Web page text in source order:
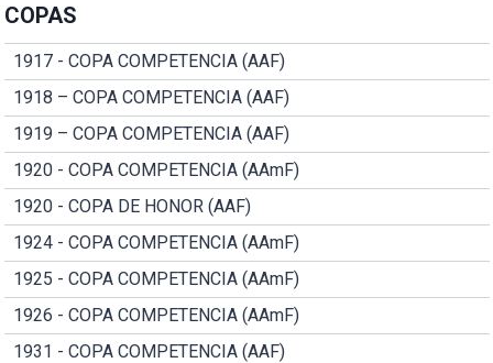
COPAS
1917 - COPA COMPETENCIA (AAF)
1918 – COPA COMPETENCIA (AAF)
1919 – COPA COMPETENCIA (AAF)
1920 - COPA COMPETENCIA (AAmF)
1920 - COPA DE HONOR (AAF)
1924 - COPA COMPETENCIA (AAmF)
1925 - COPA COMPETENCIA (AAmF)
1926 - COPA COMPETENCIA (AAmF)
1931 - COPA COMPETENCIA (AAF)